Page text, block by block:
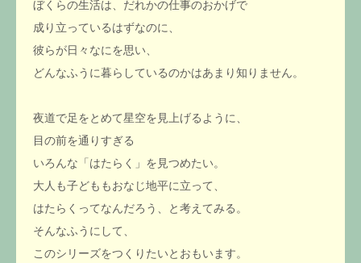
ぼくらの生活は、だれかの仕事のおかげで
成り立っているはずなのに、
彼らが日々なにを思い、
どんなふうに暮らしているのかはあまり知りません。
夜道で足をとめて星空を見上げるように、
目の前を通りすぎる
いろんな「はたらく」を見つめたい。
大人も子どももおなじ地平に立って、
はたらくってなんだろう、と考えてみる。
そんなふうにして、
このシリーズをつくりたいとおもいます。